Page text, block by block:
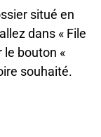
situé en
dans « File
le bouton «
souhaité.